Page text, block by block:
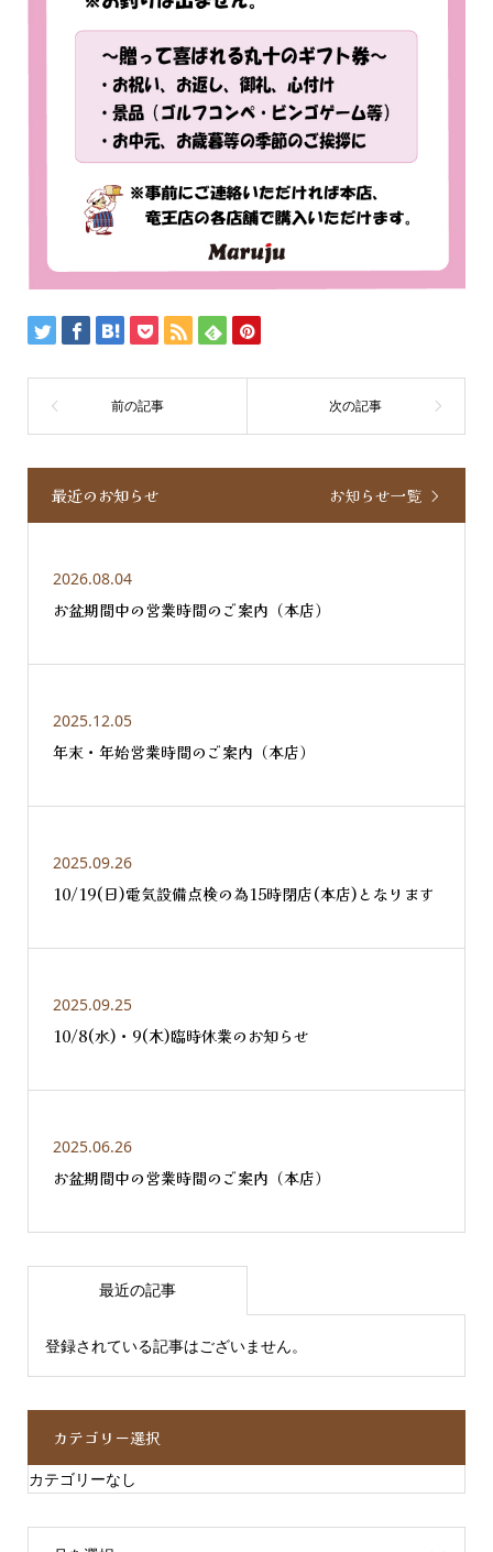
最近のお知らせ お知らせ一覧
2026.08.04
お盆期間中の営業時間のご案内（本店）
2025.12.05
年末・年始営業時間のご案内（本店）
2025.09.26
10/19(日)電気設備点検の為15時閉店(本店)となります
2025.09.25
10/8(水)・9(木)臨時休業のお知らせ
2025.06.26
お盆期間中の営業時間のご案内（本店）
最近の記事
登録されている記事はございません。
カテゴリー選択
カテゴリーなし